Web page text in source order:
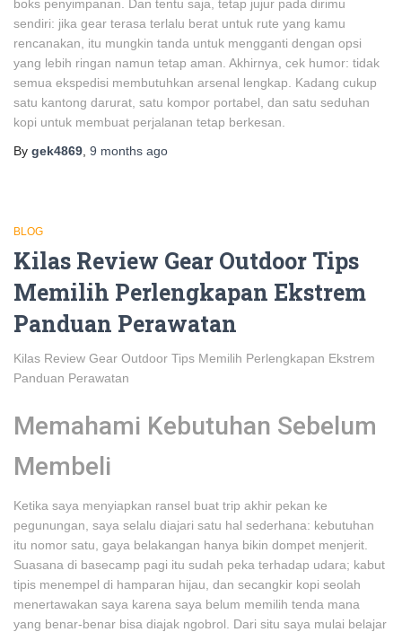
boks penyimpanan. Dan tentu saja, tetap jujur pada dirimu
sendiri: jika gear terasa terlalu berat untuk rute yang kamu
rencanakan, itu mungkin tanda untuk mengganti dengan opsi
yang lebih ringan namun tetap aman. Akhirnya, cek humor: tidak
semua ekspedisi membutuhkan arsenal lengkap. Kadang cukup
satu kantong darurat, satu kompor portabel, dan satu seduhan
kopi untuk membuat perjalanan tetap berkesan.
By gek4869 9 months ago
BLOG
Kilas Review Gear Outdoor Tips
Memilih Perlengkapan Ekstrem
Panduan Perawatan
Kilas Review Gear Outdoor Tips Memilih Perlengkapan Ekstrem
Panduan Perawatan
Memahami Kebutuhan Sebelum
Membeli
Ketika saya menyiapkan ransel buat trip akhir pekan ke
pegunungan, saya selalu diajari satu hal sederhana: kebutuhan
itu nomor satu, gaya belakangan hanya bikin dompet menjerit.
Suasana di basecamp pagi itu sudah peka terhadap udara; kabut
tipis menempel di hamparan hijau, dan secangkir kopi seolah
menertawakan saya karena saya belum memilih tenda mana
yang benar-benar bisa diajak ngobrol. Dari situ saya mulai belajar